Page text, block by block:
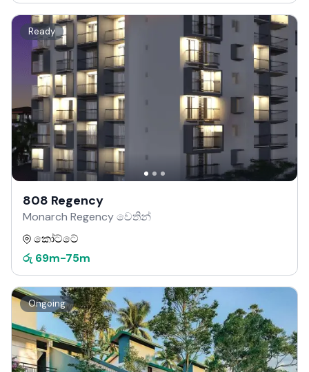
Ready
808 Regency
Monarch Regency වෙතින්
කෝට්ටේ
රු 69m-75m
Ongoing